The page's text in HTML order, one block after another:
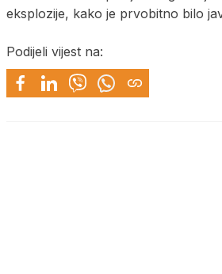
eksplozije, kako je prvobitno bilo
Podijeli vijest na: